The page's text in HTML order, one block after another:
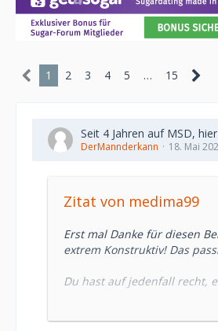
1 2 3 4 5 … 15
Seit 4 Jahren auf MSD,
DerMannderkann 18. Mai
Zitat von medima99
Erst mal Danke für diesen
extrem Konstruktiv! Das
Du hast auf jedenfall recht,
Ich weiß das ich manchmal